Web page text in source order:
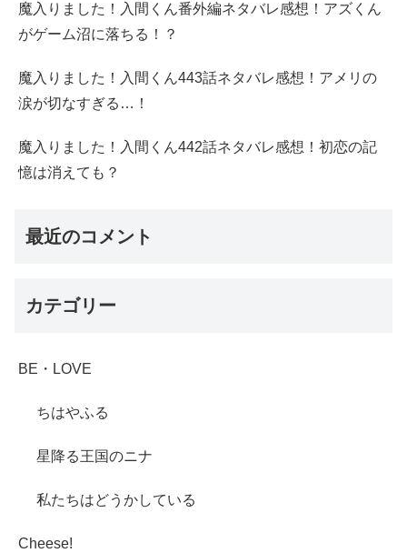
魔入りました！入間くん番外編ネタバレ感想！アズくん
がゲーム沼に落ちる！？
魔入りました！入間くん443話ネタバレ感想！アメリの
涙が切なすぎる…！
魔入りました！入間くん442話ネタバレ感想！初恋の記
憶は消えても？
最近のコメント
カテゴリー
BE・LOVE
ちはやふる
星降る王国のニナ
私たちはどうかしている
Cheese!